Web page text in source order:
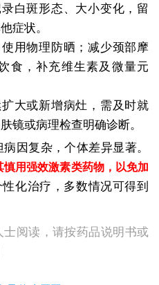
白斑形态、大小变化，留
症状。
用物理防晒；减少颈部摩
食，补充维生素及微量元
大或新增病灶，需及时就
镜或病理检查明确诊断。
因复杂，个体差异显著。
用强效激素类药物，以免加
化治疗，多数情况可得到
阅读，请按药品说明书或